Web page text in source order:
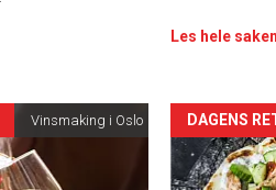
Les hele saken
Vinsmaking i Oslo
akkurat
DAGENS